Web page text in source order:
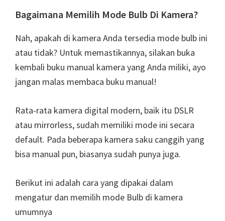
Bagaimana Memilih Mode Bulb Di Kamera?
Nah, apakah di kamera Anda tersedia mode bulb ini
atau tidak? Untuk memastikannya, silakan buka
kembali buku manual kamera yang Anda miliki, ayo
jangan malas membaca buku manual!
Rata-rata kamera digital modern, baik itu DSLR
atau mirrorless, sudah memiliki mode ini secara
default. Pada beberapa kamera saku canggih yang
bisa manual pun, biasanya sudah punya juga.
Berikut ini adalah cara yang dipakai dalam
mengatur dan memilih mode Bulb di kamera
umumnya